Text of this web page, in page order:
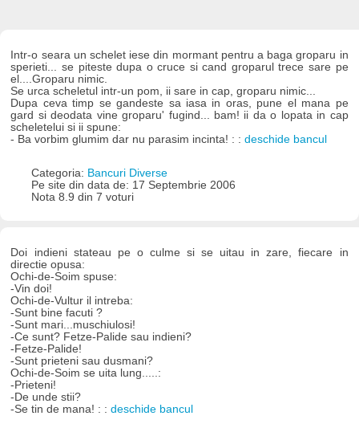
Intr-o seara un schelet iese din mormant pentru a baga groparu in
sperieti... se piteste dupa o cruce si cand groparul trece sare pe
el....Groparu nimic.
Se urca scheletul intr-un pom, ii sare in cap, groparu nimic...
Dupa ceva timp se gandeste sa iasa in oras, pune el mana pe
gard si deodata vine groparu' fugind... bam! ii da o lopata in cap
scheletelui si ii spune:
- Ba vorbim glumim dar nu parasim incinta! : :deschide bancul
Categoria: Bancuri Diverse
Pe site din data de: 17 Septembrie 2006
Nota 8.9 din 7 voturi
Doi indieni stateau pe o culme si se uitau in zare, fiecare in
directie opusa:
Ochi-de-Soim spuse:
-Vin doi!
Ochi-de-Vultur il intreba:
-Sunt bine facuti ?
-Sunt mari...muschiulosi!
-Ce sunt? Fetze-Palide sau indieni?
-Fetze-Palide!
-Sunt prieteni sau dusmani?
Ochi-de-Soim se uita lung.....:
-Prieteni!
-De unde stii?
-Se tin de mana! : :deschide bancul